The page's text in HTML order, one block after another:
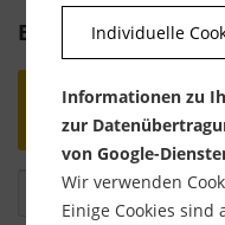
Bewertung
Bewertungen
freigeschaltet.
Individuelle
Informationen zu
zur
von Google-
Wir verwenden
Einige Cookies